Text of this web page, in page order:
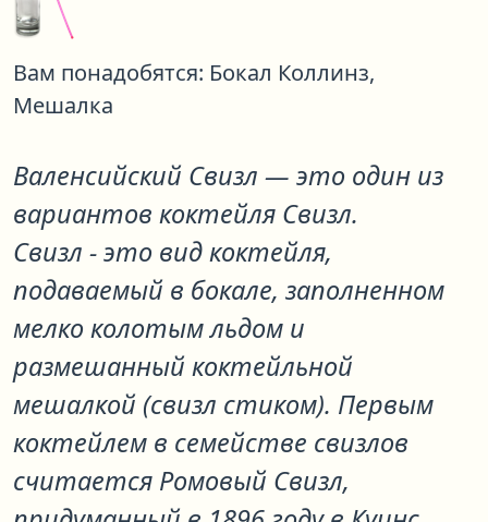
Вам понадобятся: Бокал Коллинз,
Мешалка
Валенсийский Свизл — это один из
вариантов коктейля Свизл.
Свизл - это вид коктейля,
подаваемый в бокале, заполненном
мелко колотым льдом и
размешанный коктейльной
мешалкой (свизл стиком). Первым
коктейлем в семействе свизлов
считается Ромовый Свизл,